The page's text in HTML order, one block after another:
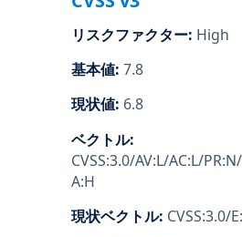
リスクファクター: High
基本値: 7.8
現状値: 6.8
ベクトル:
CVSS:3.0/AV:L/AC:L/
A:H
現状ベクトル: CVSS:3.0/